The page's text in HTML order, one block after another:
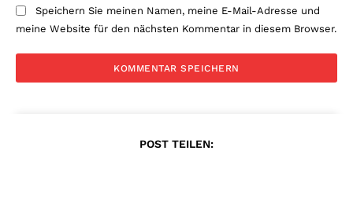
Speichern Sie meinen Namen, meine E-Mail-Adresse und
meine Website für den nächsten Kommentar in diesem Browser.
POST TEILEN: